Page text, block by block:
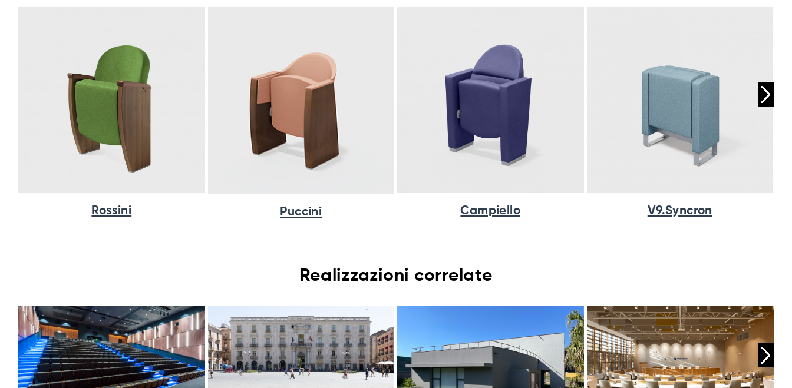
Rossini Puccini Campiello V9.Syncron
Realizzazioni correlate